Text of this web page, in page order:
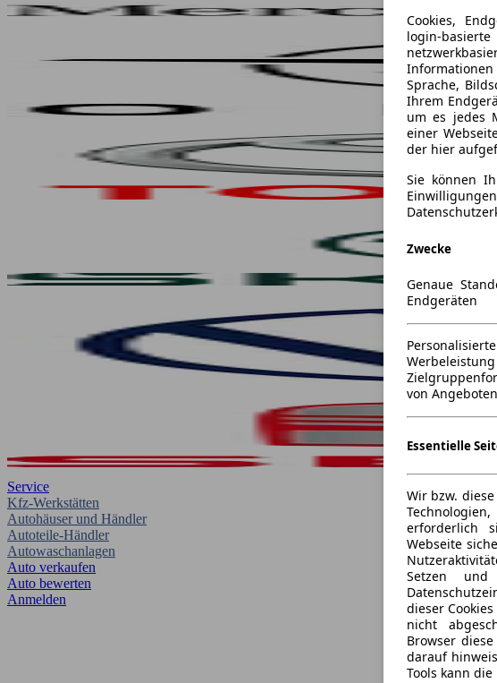
Cookies,
login-
Sprache,
Ihrem
um es jedes
einer
der hier
Sie können
Zwecke
Genaue
Endgeräten
von Angeboten
Essentielle
Wir bzw.
erforderlich
Webseite
Setzen und
dieser
nicht
Browser
darauf
Tools kann
Service
Kfz-Werkstätten
Autohäuser und Händler
Autoteile-Händler
Autowaschanlagen
Auto verkaufen
Auto bewerten
Anmelden